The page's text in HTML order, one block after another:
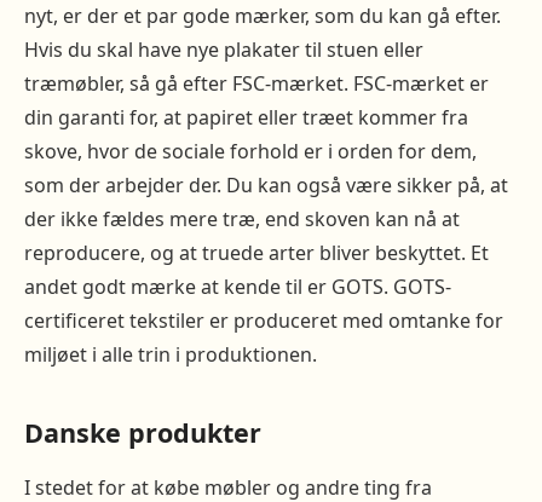
nyt, er der et par gode mærker, som du kan gå efter.
Hvis du skal have nye plakater til stuen eller
træmøbler, så gå efter FSC-mærket. FSC-mærket er
din garanti for, at papiret eller træet kommer fra
skove, hvor de sociale forhold er i orden for dem,
som der arbejder der. Du kan også være sikker på, at
der ikke fældes mere træ, end skoven kan nå at
reproducere, og at truede arter bliver beskyttet. Et
andet godt mærke at kende til er GOTS. GOTS-
certificeret tekstiler er produceret med omtanke for
miljøet i alle trin i produktionen.
Danske produkter
I stedet for at købe møbler og andre ting fra